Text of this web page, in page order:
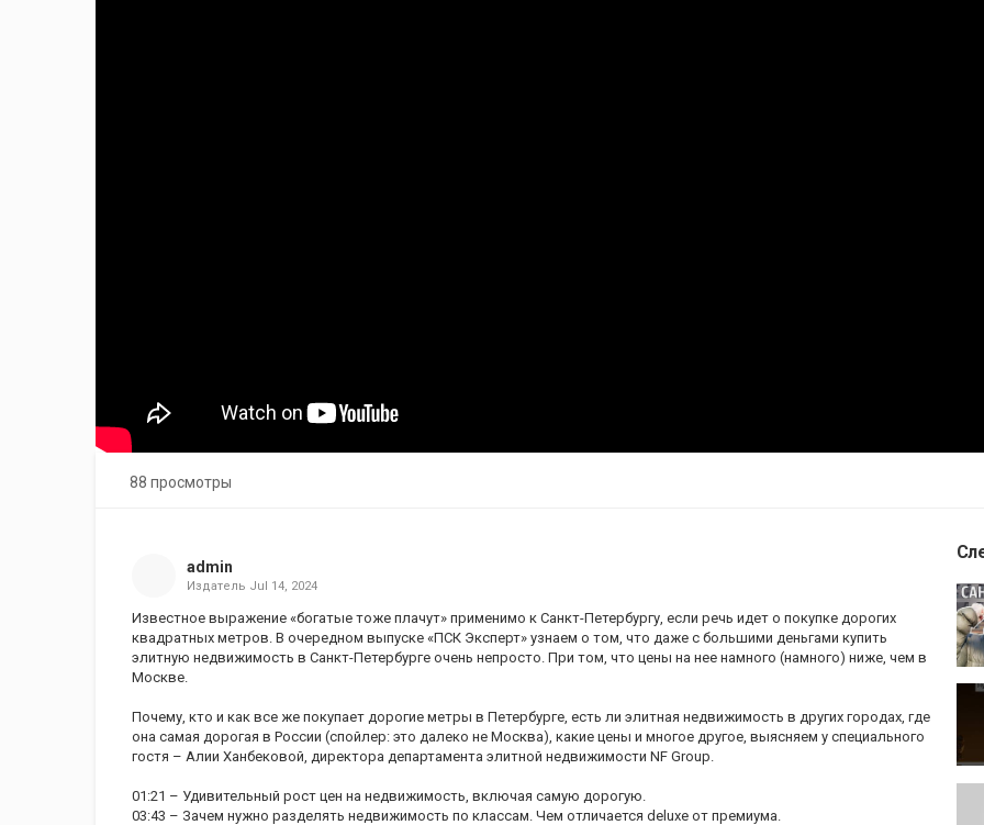
88 просмотры
admin
Издатель Jul 14, 2024
Известное выражение «богатые тоже плачут» применимо к Санкт-Петербургу, если речь идет о покупке дорогих
квадратных метров. В очередном выпуске «ПСК Эксперт» узнаем о том, что даже с большими деньгами купить
элитную недвижимость в Санкт-Петербурге очень непросто. При том, что цены на нее намного (намного) ниже, чем в
Москве.
Почему, кто и как все же покупает дорогие метры в Петербурге, есть ли элитная недвижимость в других городах, где
она самая дорогая в России (спойлер: это далеко не Москва), какие цены и многое другое, выясняем у специального
гостя – Алии Ханбековой, директора департамента элитной недвижимости NF Group.
01:21 – Удивительный рост цен на недвижимость, включая самую дорогую.
03:43 – Зачем нужно разделять недвижимость по классам. Чем отличается deluxe от премиума.